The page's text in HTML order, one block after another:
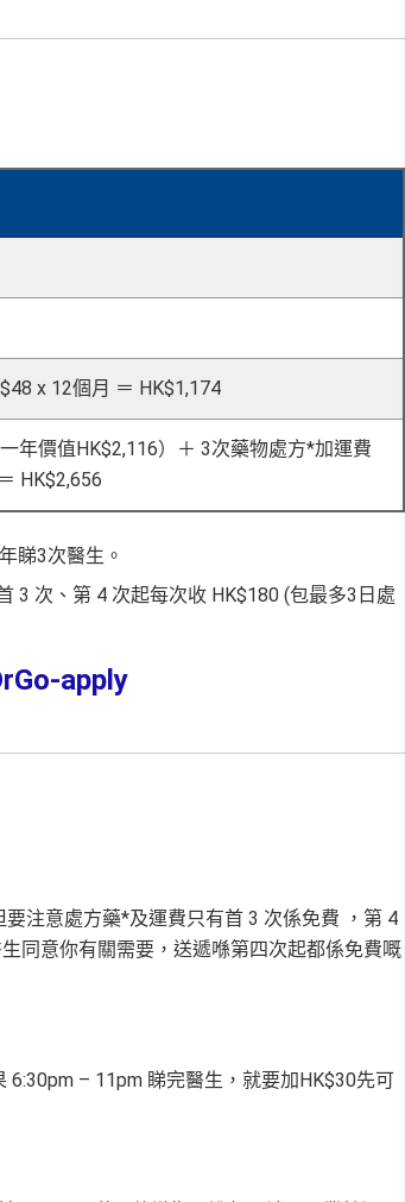
x 12個月 ＝ HK$1,174
年價值HK$2,116）＋ 3次藥物處方*加運費
HK$2,656
睇3次醫生。
3 次、第 4 次起每次收 HK$180 (包最多3日處
apply
注意處方藥*及運費只有首 3 次係免費 ，第 4
同意你有關需要，送遞喺第四次起都係免費嘅
– 11pm 睇完醫生，就要加HK$30先可